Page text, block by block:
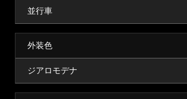
並行車
外装色
ジアロモデナ